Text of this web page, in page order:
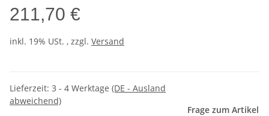
211,70 €
inkl. 19% USt. , zzgl. Versand
Lieferzeit: 3 - 4 Werktage (DE - Ausland
abweichend)
Frage zum Artikel